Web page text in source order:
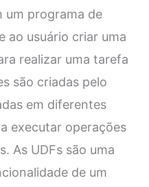
um programa de
ao usuário criar uma
realizar uma tarefa
são criadas pelo
em diferentes
executar operações
As UDFs são uma
de um